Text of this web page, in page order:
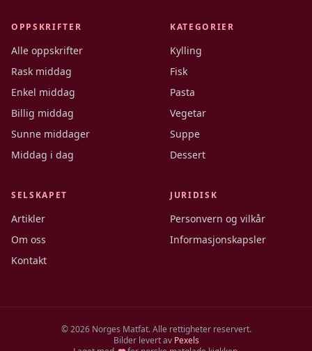
OPPSKRIFTER
Alle oppskrifter
Rask middag
Enkel middag
Billig middag
Sunne middager
Middag i dag
KATEGORIER
Kylling
Fisk
Pasta
Vegetar
Suppe
Dessert
SELSKAPET
Artikler
Om oss
Kontakt
JURIDISK
Personvern og vilkår
Informasjonskapsler
©2026Norges Matfat. Alle rettigheter reservert.
Bilder levert av Pexels